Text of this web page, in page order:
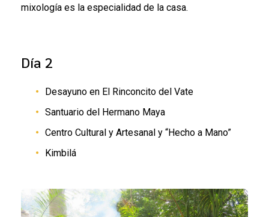
mixología es la especialidad de la casa.
Día 2
Desayuno en El Rinconcito del Vate
Santuario del Hermano Maya
Centro Cultural y Artesanal y “Hecho a Mano”
Kimbilá